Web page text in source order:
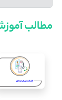
مطالب